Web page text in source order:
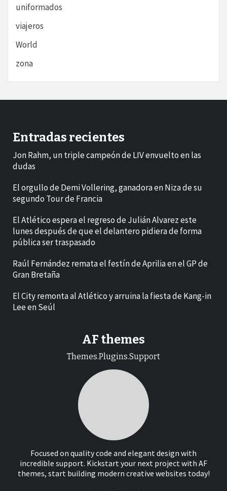
uniformados
viajeros
World
zona
Entradas recientes
Jon Rahm, un triple campeón de LIV envuelto en las
dudas
El orgullo de Demi Vollering, ganadora en Niza de su
segundo Tour de Francia
El Atlético espera el regreso de Julián Alvarez este
lunes después de que el delantero pidiera de forma
pública ser traspasado
Raúl Fernández remata el festín de Aprilia en el GP de
Gran Bretaña
El City remonta al Atlético y arruina la fiesta de Kang-in
Lee en Seúl
AF themes
Themes.Plugins.Support
Focused on quality code and elegant design with
incredible support. Kickstart your next project with AF
themes, start building modern creative websites today!